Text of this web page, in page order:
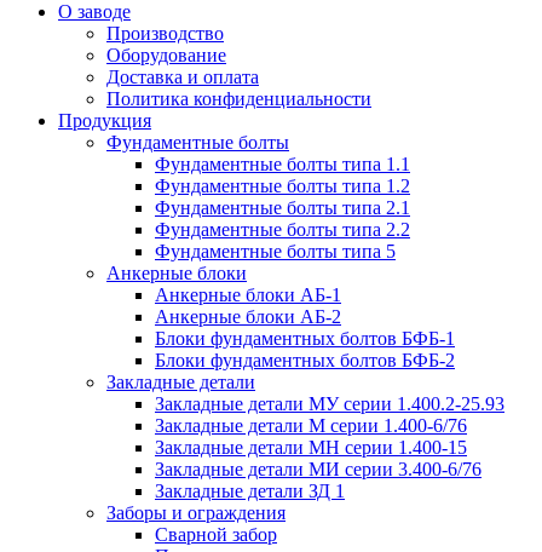
О заводе
Производство
Оборудование
Доставка и оплата
Политика конфиденциальности
Продукция
Фундаментные болты
Фундаментные болты типа 1.1
Фундаментные болты типа 1.2
Фундаментные болты типа 2.1
Фундаментные болты типа 2.2
Фундаментные болты типа 5
Анкерные блоки
Анкерные блоки АБ-1
Анкерные блоки АБ-2
Блоки фундаментных болтов БФБ-1
Блоки фундаментных болтов БФБ-2
Закладные детали
Закладные детали МУ серии 1.400.2-25.93
Закладные детали М серии 1.400-6/76
Закладные детали МН серии 1.400-15
Закладные детали МИ серии 3.400-6/76
Закладные детали ЗД 1
Заборы и ограждения
Сварной забор